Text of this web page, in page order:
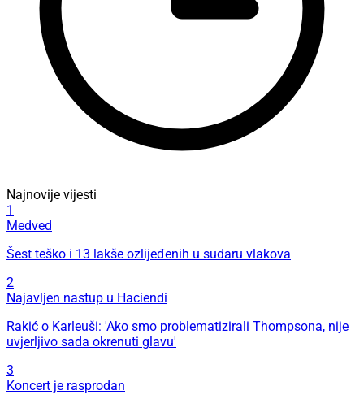
Najnovije vijesti
1
Medved
Šest teško i 13 lakše ozlijeđenih u sudaru vlakova
2
Najavljen nastup u Haciendi
Rakić o Karleuši: 'Ako smo problematizirali Thompsona, nije
uvjerljivo sada okrenuti glavu'
3
Koncert je rasprodan